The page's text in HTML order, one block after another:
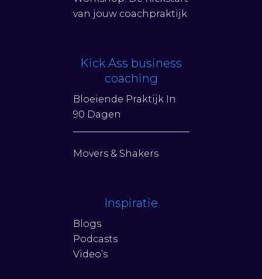
van jouw coachpraktijk
Kick Ass business
coaching
Bloeiende Praktijk In
90 Dagen
Movers & Shakers
Inspiratie
Blogs
Podcasts
Video’s